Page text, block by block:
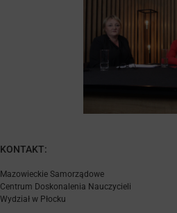
KONTAKT:
Mazowieckie Samorządowe
Centrum Doskonalenia Nauczycieli
Wydział w Płocku